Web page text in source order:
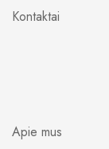
Kontaktai
Apie mus